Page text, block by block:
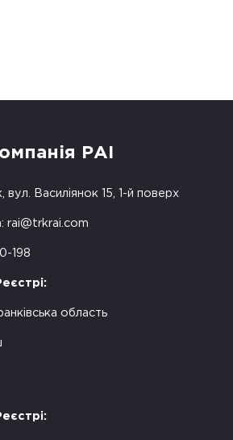
РАІ
вул. Василіянок 15, 1-й поверх
rai@trkrai.com
198
область